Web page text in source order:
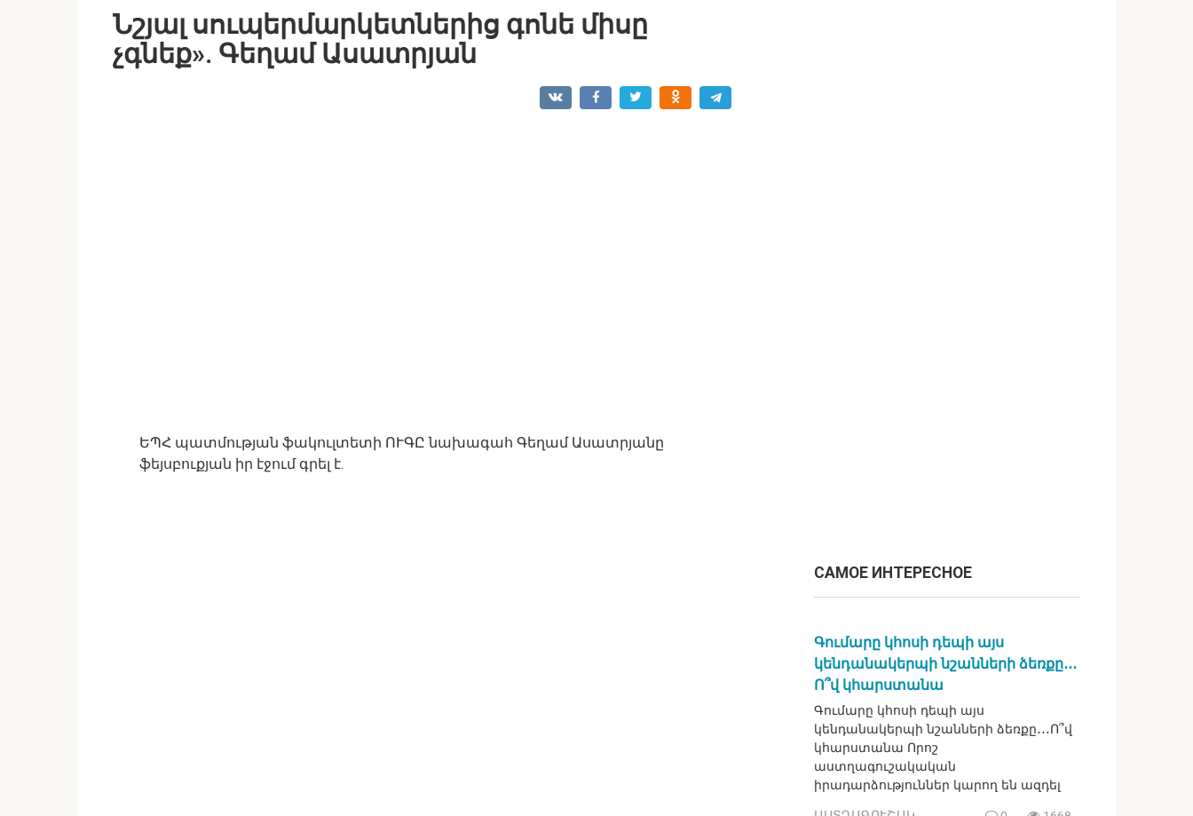
Նշյալ սուպերմարկետներից գոնե միսը
չգնեք». Գեղամ Ասատրյան
ԵՊՀ պատմության ֆակուլտետի ՈՒԳԸ նախագահ Գեղամ Ասատրյանը
ֆեյսբուքյան իր էջում գրել է.
САМОЕ ИНТЕРЕСНОЕ
Գումարը կհոսի դեպի այս
կենդանակերպի նշանների ձեռքը․․․
Ո՞վ կհարստանա
Գումարը կհոսի դեպի այս
կենդանակերպի նշանների ձեռքը․․․Ո՞վ
կհարստանա Որոշ
աստղագուշակական
իրադարձություններ կարող են ազդել